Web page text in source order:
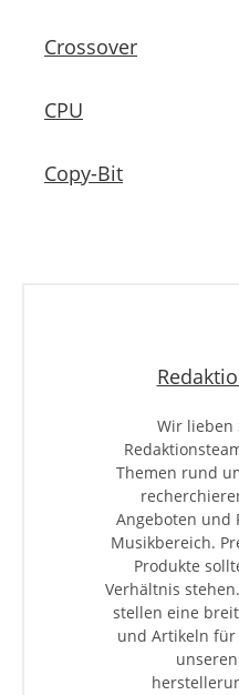
Crossover
CPU
Copy-Bit
Wir lieben
Themen rund
Angeboten und
Musikbereich.
Produkte
Verhältnis
stellen eine
und Artikeln für